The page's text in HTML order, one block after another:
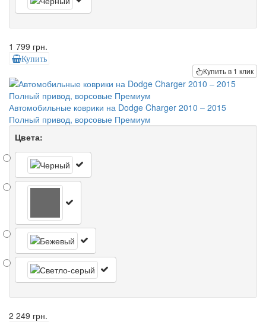
1 799 грн.
Купить
Купить в 1 клик
Автомобильные коврики на Dodge Charger 2010 – 2015
Полный привод, ворсовые Премиум
Цвета:
2 249 грн.